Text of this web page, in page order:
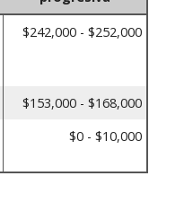
$242,000 - $252,000
$153,000 - $168,000
$0 - $10,000